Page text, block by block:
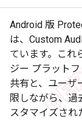
Android 版
は、Custom
ています。これ
ジー プラット
共有と、ユーザ
限しながら、過
スタマイズされ